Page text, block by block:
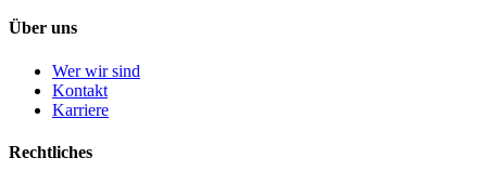
Über uns
Wer wir sind
Kontakt
Karriere
Rechtliches